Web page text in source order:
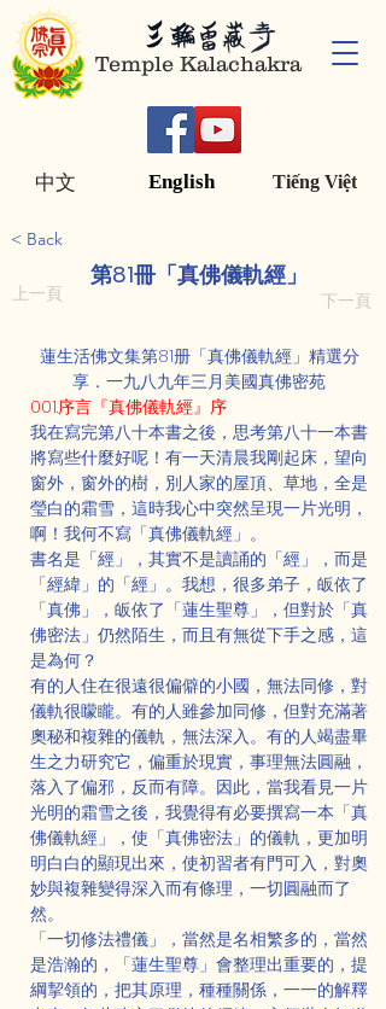
Temple Kalachakra
English Tiếng Việt
中文
< Back
第81冊「真佛儀軌經」
上一頁 下一頁
蓮生活佛文集第81册「真佛儀軌經」精選分
享．一九八九年三月美國真佛密苑
001.序言『真佛儀軌經』序
我在寫完第八十本書之後，思考第八十一本書
將寫些什麼好呢！有一天清晨我剛起床，望向
窗外，窗外的樹，別人家的屋頂、草地，全是
瑩白的霜雪，這時我心中突然呈現一片光明，
啊！我何不寫「真佛儀軌經」。
書名是「經」，其實不是讀誦的「經」，而是
「經緯」的「經」。我想，很多弟子，皈依了
「真佛」，皈依了「蓮生聖尊」，但對於「真
佛密法」仍然陌生，而且有無從下手之感，這
是為何？
有的人住在很遠很偏僻的小國，無法同修，對
儀軌很矇矓。有的人雖參加同修，但對充滿著
奧秘和複雜的儀軌，無法深入。有的人竭盡畢
生之力研究它，偏重於現實，事理無法圓融，
落入了偏邪，反而有障。因此，當我看見一片
光明的霜雪之後，我覺得有必要撰寫一本「真
佛儀軌經」，使「真佛密法」的儀軌，更加明
明白白的顯現出來，使初習者有門可入，對奧
妙與複雜變得深入而有條理，一切圓融而了
然。
「一切修法禮儀」，當然是名相繁多的，當然
是浩瀚的，「蓮生聖尊」會整理出重要的，提
綱挈領的，把其原理，種種關係，一一的解釋